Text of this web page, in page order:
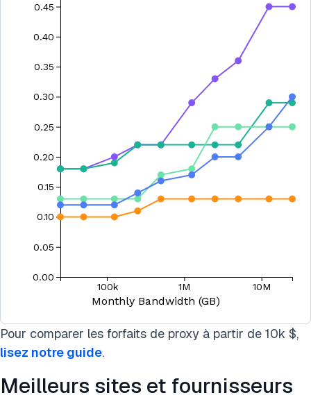
Pour comparer les forfaits de proxy à partir de 10k $,
lisez notre guide.
Meilleurs sites et fournisseurs